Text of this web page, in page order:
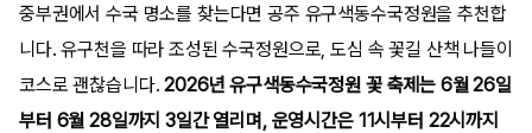
중부권에서 수국 명소를 찾는다면 공주 유구색동수국정원을 추천합
니다. 유구천을 따라 조성된 수국정원으로, 도심 속 꽃길 산책 나들이
코스로 괜찮습니다.2026년 유구색동수국정원 꽃 축제는 6월 26일
부터 6월 28일까지 3일간 열리며, 운영시간은 11시부터 22시까지